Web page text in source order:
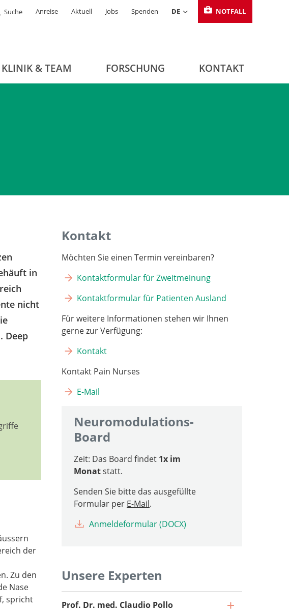
Suche NOTFALL
Anreise Aktuell Jobs Spenden DE
KLINIK & TEAM FORSCHUNG KONTAKT
in
nicht
Deep
der
Zu den
Nase
spricht
Kontakt
Möchten Sie einen Termin vereinbaren?
Kontaktformular für Zweitmeinung
Kontaktformular für Patienten Ausland
Für weitere Informationen stehen wir Ihnen
gerne zur Verfügung:
Kontakt
Kontakt Pain Nurses
E-Mail
Neuromodulations-
Board
Zeit: Das Board findet 1x im
Monatstatt.
Senden Sie bitte das ausgefüllte
Formular per E-Mail.
Anmeldeformular (DOCX)
Unsere Experten
Prof. Dr. med. Claudio Pollo